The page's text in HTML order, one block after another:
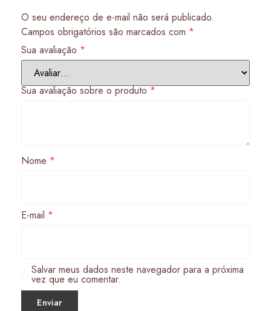
O seu endereço de e-mail não será publicado.
Campos obrigatórios são marcados com *
Sua avaliação *
Sua avaliação sobre o produto*
Nome *
E-mail *
Salvar meus dados neste navegador para a próxima
vez que eu comentar.